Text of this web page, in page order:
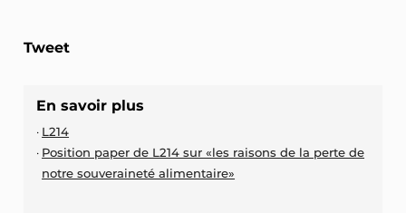
Tweet
En savoir plus
L214
Position paper de L214 sur «les raisons de la perte de
notre souveraineté alimentaire»